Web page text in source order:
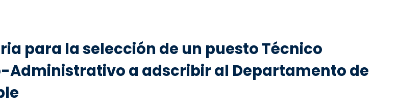
para la selección de un puesto Técnico
Administrativo a adscribir al Departamento de